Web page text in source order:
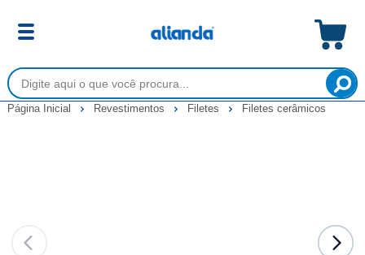
Página Inicial Revestimentos Filetes Filetes cerâmicos